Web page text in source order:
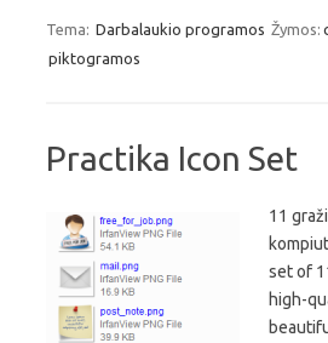
Tema: Darbalaukio programos Žymos:
piktogramos
Practika Icon Set
11
set of
high-